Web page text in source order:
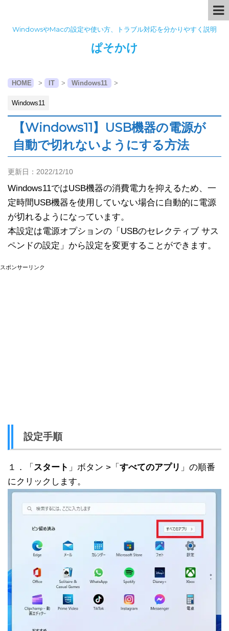
WindowsやMacの設定や使い方、トラブル対応を分かりやすく説明
ぱそかけ
HOME > IT > Windows11 >
Windows11
【Windows11】USB機器の電源が
自動で切れないようにする方法
更新日： 2022/12/10
Windows11ではUSB機器の消費電力を抑えるため、一
定時間USB機器を使用していない場合に自動的に電源
が切れるようになっています。
本設定は電源オプションの「USBのセレクティブ サス
ペンドの設定」から設定を変更することができます。
スポンサーリンク
設定手順
１．「 スタート 」ボタン >「 すべてのアプリ 」の順番
にクリックします。